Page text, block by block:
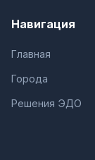
Навигация
Главная
Города
Решения ЭДО